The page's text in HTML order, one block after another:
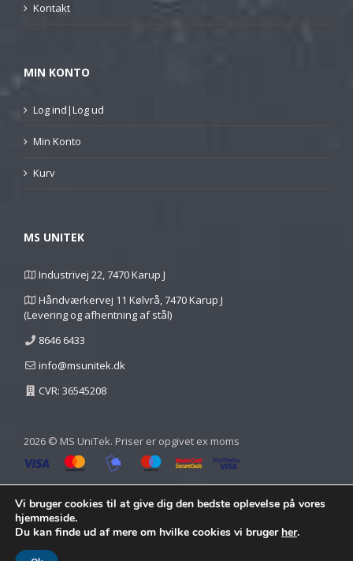
Kontakt
MIN KONTO
Log ind|Log ud
Min Konto
Kurv
MS UNITEK
Industrivej 22, 7470 Karup J
Håndværkervej 11 Kølvrå, 7470 Karup J
(Levering og afhentning af stål)
8646 6433
info@msunitek.dk
CVR: 36545208
2026 © MS UniTek. Priser er opgivet ex moms
Vi bruger cookies til at give dig den bedste oplevelse på vores
hjemmeside.
Du kan finde ud af mere om hvilke cookies vi bruger her.